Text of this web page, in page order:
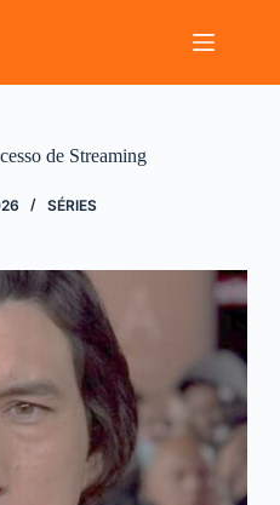
de Streaming
SÉRIES